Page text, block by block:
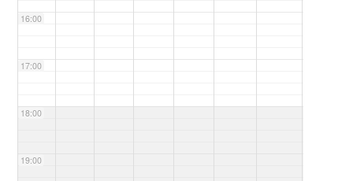
16:00
17:00
18:00
19:00